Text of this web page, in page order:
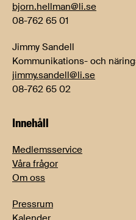
bjorn.hellman@li.se
08-762 65 01
Jimmy Sandell
Kommunikations- och
jimmy.sandell@li.se
08-762 65 02
Innehåll
Medlemsservice
Våra frågor
Om oss
Pressrum